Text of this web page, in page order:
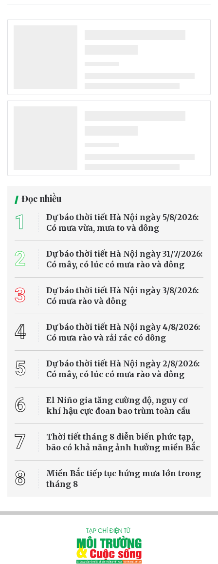
Dự báo thời tiết ngày 5/8/2026: Có mưa vừa,
tin dự báo thời tiết ngày 5/8/2026 tại Hà Nội và các vùng trên cả
Dự báo thời tiết
Dự báo thời tiết Hà Nội ngày 5/8/2026: Có mưa
vừa, mưa to và dông
nước.
Biến đổi khí hậu
Hơn 30 điểm sạt lở ở Tuyên Quang, nhiều hộ